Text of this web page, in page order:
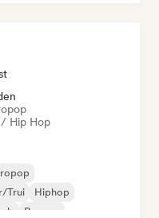
Hip Hop
Trui
Hiphop
Reggae